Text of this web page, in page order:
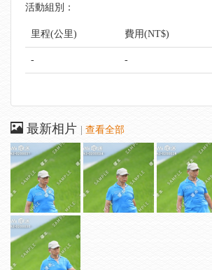
活動組別：
里程(公里) 費用(NT$)
- -
最新相片 查看全部